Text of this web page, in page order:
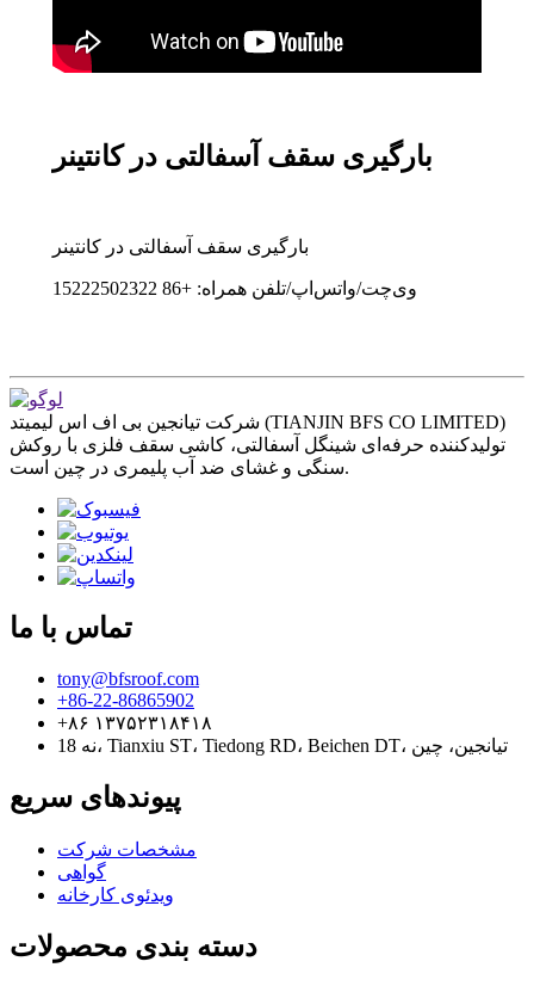
بارگیری سقف آسفالتی در کانتینر
بارگیری سقف آسفالتی در کانتینر
وی‌چت/واتس‌اپ/تلفن همراه: +86 15222502322
شرکت تیانجین بی اف اس لیمیتد (TIANJIN BFS CO LIMITED)
تولیدکننده حرفه‌ای شینگل آسفالتی، کاشی سقف فلزی با روکش
سنگی و غشای ضد آب پلیمری در چین است.
تماس با ما
tony@bfsroof.com
‎+86-22-86865902‎
‎+۸۶ ۱۳۷۵۲۳۱۸۴۱۸‎
نه 18، Tianxiu ST، Tiedong RD، Beichen DT، تیانجین، چین
پیوندهای سریع
مشخصات شرکت
گواهی
ویدئوی کارخانه
دسته بندی محصولات